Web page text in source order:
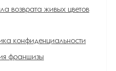
возврата живых цветов
конфиденциальности
франшизы